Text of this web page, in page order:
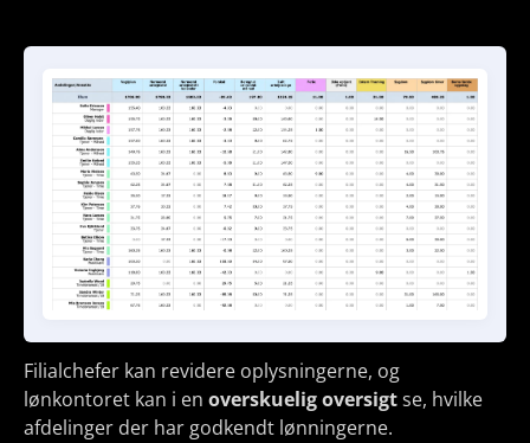
Filialchefer kan revidere oplysningerne, og
lønkontoret kan i en overskuelig oversigtse, hvilke
afdelinger der har godkendt lønningerne.